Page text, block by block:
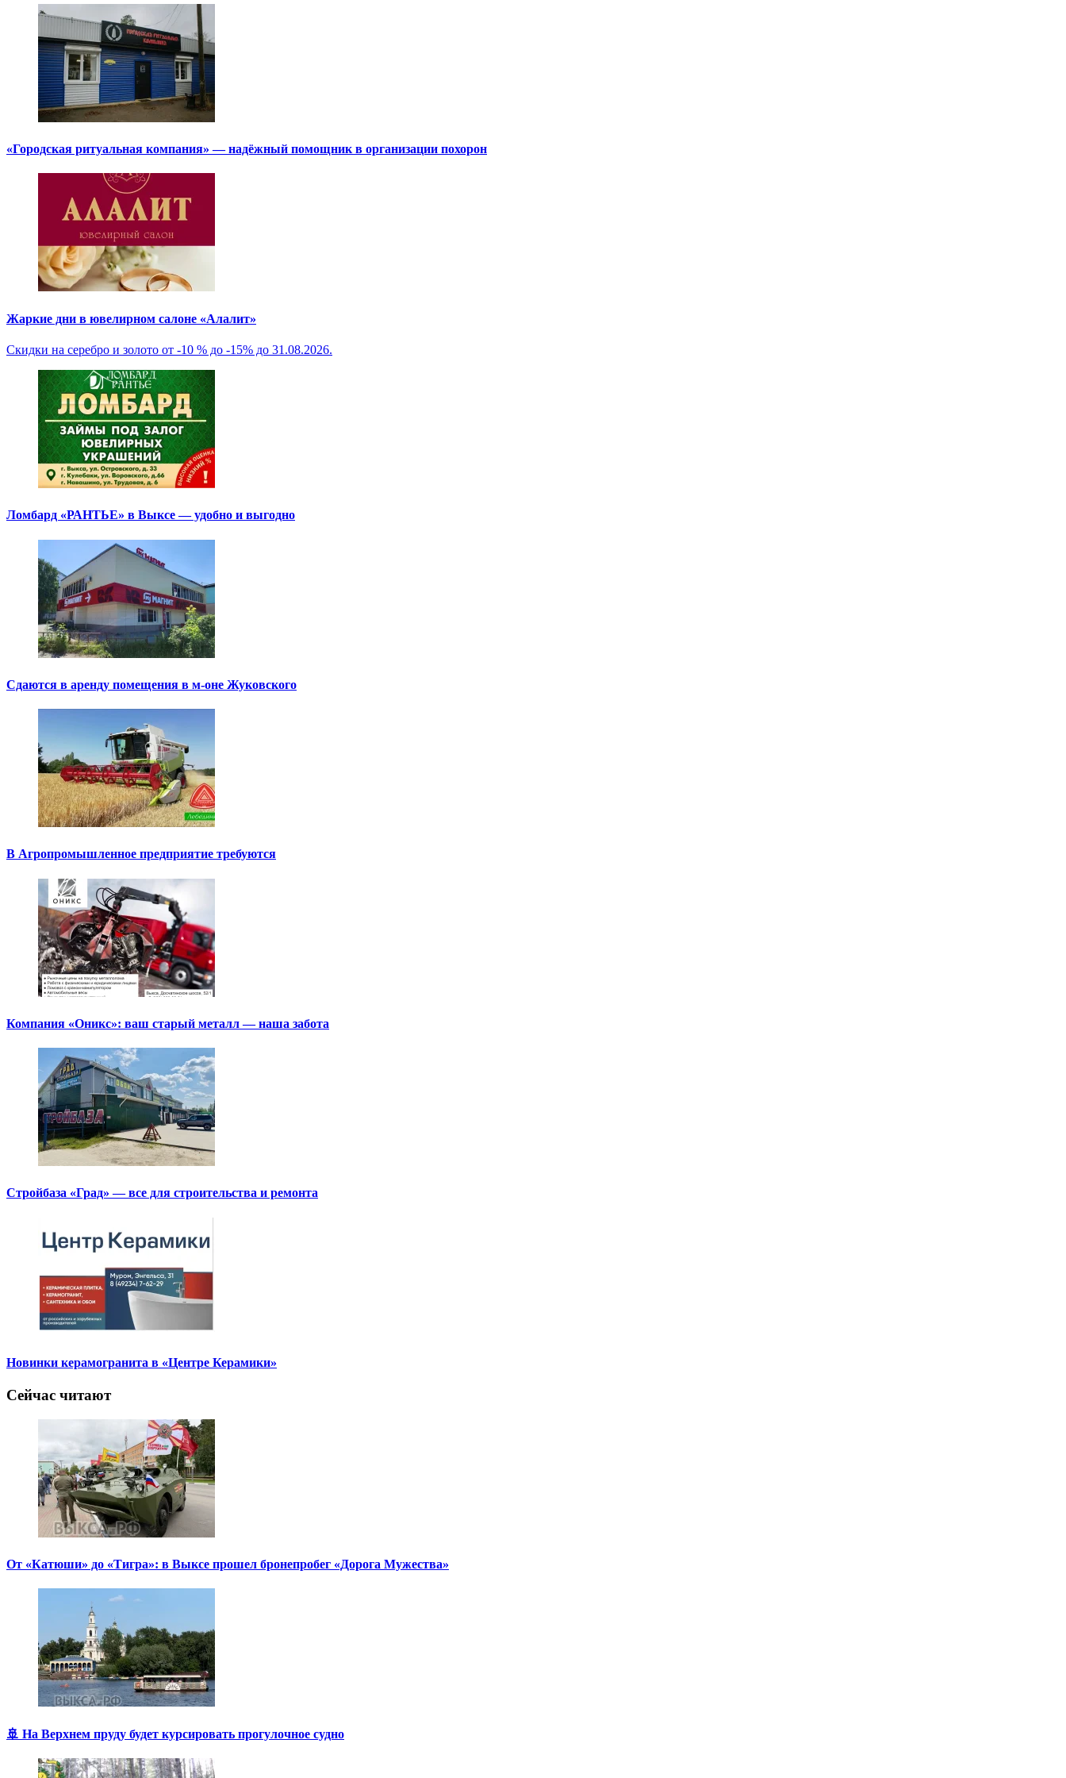
«Городская ритуальная компания» — надёжный помощник в организации похорон
Жаркие дни в ювелирном салоне «Алалит»
Скидки на серебро и золото от -10 % до -15% до 31.08.2026.
Ломбард «РАНТЬЕ» в Выксе — удобно и выгодно
Сдаются в аренду помещения в м-оне Жуковского
В Агропромышленное предприятие требуются
Компания «Оникс»: ваш старый металл — наша забота
Стройбаза «Град» — все для строительства и ремонта
Новинки керамогранита в «Центре Керамики»
Сейчас читают
От «Катюши» до «Тигра»: в Выксе прошел бронепробег «Дорога Мужества»
🚢 На Верхнем пруду будет курсировать прогулочное судно